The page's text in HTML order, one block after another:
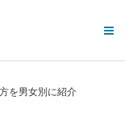
を男女別に紹介